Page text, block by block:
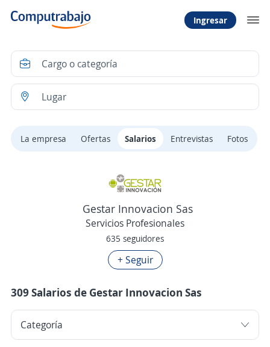
Ingresar
La empresa Ofertas Salarios Entrevistas Fotos
Gestar Innovacion Sas
Servicios Profesionales
635 seguidores
+ Seguir
309 Salarios de Gestar Innovacion Sas